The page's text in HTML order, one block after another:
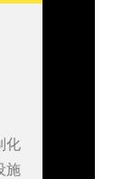
化
施